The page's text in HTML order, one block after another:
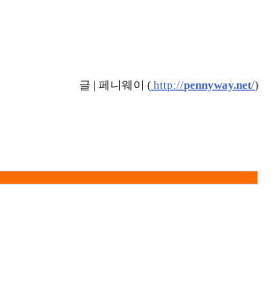
글 | 페니웨이 ( http://pennyway.net/)